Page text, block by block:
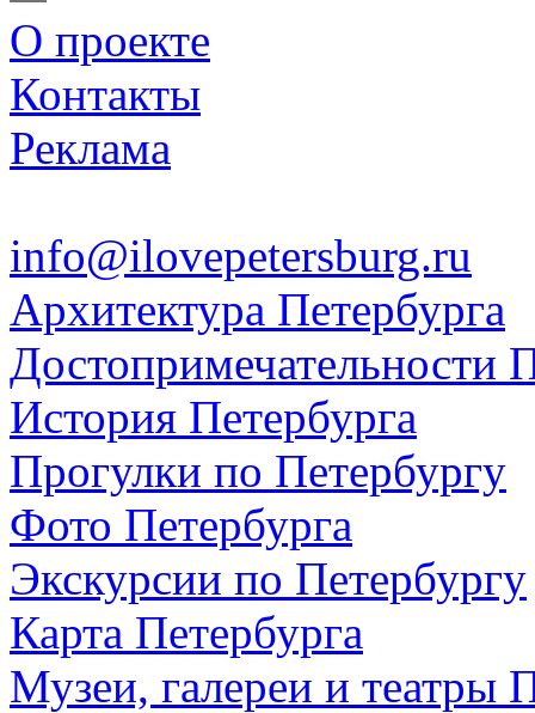
О проекте
Контакты
Реклама
info@ilovepetersburg.ru
Архитектура Петербурга
Достопримечательности
История Петербурга
Прогулки по Петербургу
Фото Петербурга
Экскурсии по Петербургу
Карта Петербурга
Музеи, галереи и театры